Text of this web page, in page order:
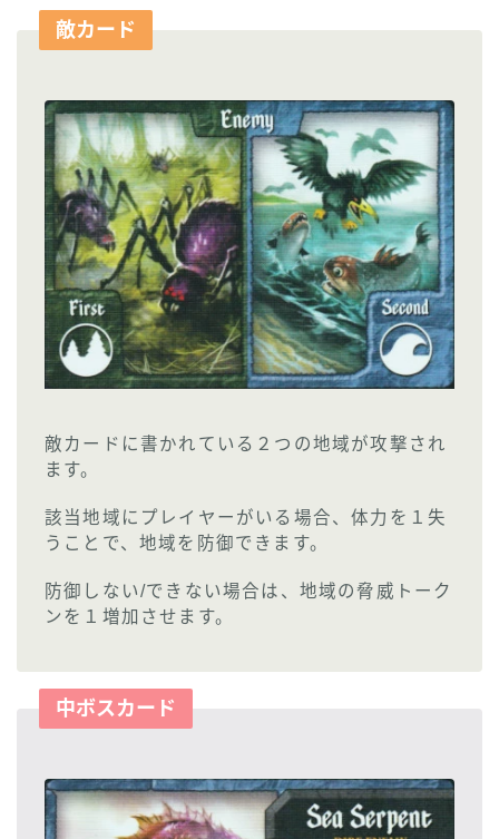
敵カード
敵カードに書かれている２つの地域が攻撃され
ます。
該当地域にプレイヤーがいる場合、体力を１失
うことで、地域を防御できます。
防御しない/できない場合は、地域の脅威トーク
ンを１増加させます。
中ボスカード